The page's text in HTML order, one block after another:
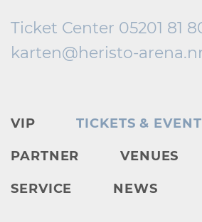
Ticket Center 05201 81
karten@heristo-arena.
VIP TICKETS &
PARTNER VENUES
SERVICE NEWS